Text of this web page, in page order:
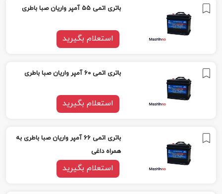
باتری اتمی 55 آمپر واریان صبا باطری
استعلام بگیرید
باتری اتمی 60 آمپر واریان صبا باطری
استعلام بگیرید
باتری اتمی 66 آمپر واریان صبا باطری به
همراه داغی
استعلام بگیرید